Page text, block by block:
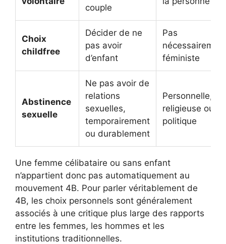
couple
Choix
childfree
Décider de ne
pas avoir
d’enfant
Pas
féministe
Abstinence
sexuelle
Ne pas avoir de
relations
sexuelles,
temporairement
ou durablement
Personnelle,
religieuse ou
politique
Une femme célibataire ou sans enfant
n’appartient donc pas automatiquement au
mouvement 4B. Pour parler véritablement de
4B, les choix personnels sont généralement
associés à une critique plus large des rapports
entre les femmes, les hommes et les
institutions traditionnelles.